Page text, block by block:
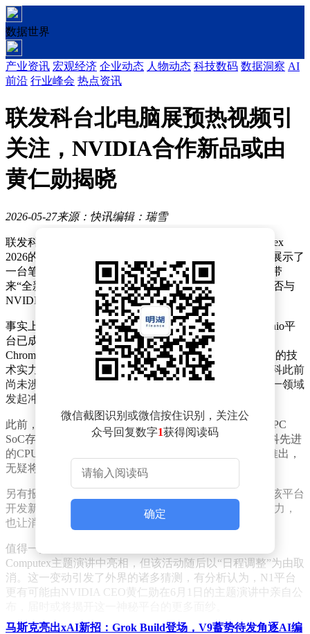
数据世界
产业资讯 宏观经济 企业动态 人物动态 科技数码 数据洞察 AI
前沿 行业峰会 热点资讯
联发科台北电脑展预热视频引
关注，NVIDIA合作新品或由
黄仁勋揭晓
2026-05-27来源：快讯编辑：瑞雪
联发科近日在社交媒体上发布了一段台北电脑展Computex
2026的预热视频，迅速引发科技圈的广泛关注。视频中展示了
一台笔记本电脑的局部画面，同时展位页面明确提到将带
来“全新笔记本PC体验”，这一表述让外界纷纷猜测其是否与
NVIDIA传闻中的N1平台有关。
事实上，联发科在笔记本领域并非毫无布局。其Kompanio平
台已成功应用于联想Chromebook Plus Gen 10、宏碁
Chromebook Plus 714等多款ChromeOS设备，展现出一定的技
术实力。不过，在Windows on Arm这一热门领域，联发科此前
尚未涉足，此次预热视频的发布，或许意味着其将向这一领域
发起冲击。
此前，联发科多次被传出与NVIDIA传闻中的N1和N1X PC
SoC存在关联。据业内消息，这两款芯片有望整合联发科先进
的CPU技术与NVIDIA强大的图形处理能力，若能成功推出，
无疑将为笔记本市场带来新的变革。
另有报道指出，戴尔和联想等知名笔记本厂商正在基于该平台
开发新产品。这一消息进一步证实了N1平台的潜在影响力，
也让消费者对其未来表现充满期待。
值得一提的是，联发科CEO蔡力行原计划在6月3日的
Computex主题演讲中亮相，但该活动随后以“日程调整”为由取
消。这一变动引发了外界的诸多猜测，有分析认为，N1平台
更有可能由NVIDIA CEO黄仁勋在6月1日的主题演讲中亲自公
微信截图识别或微信按住识别，关注公
众号回复数字1获得阅读码
确定
马斯克亮出xAI新招：Grok Build登场，V9蓄势待发角逐AI编